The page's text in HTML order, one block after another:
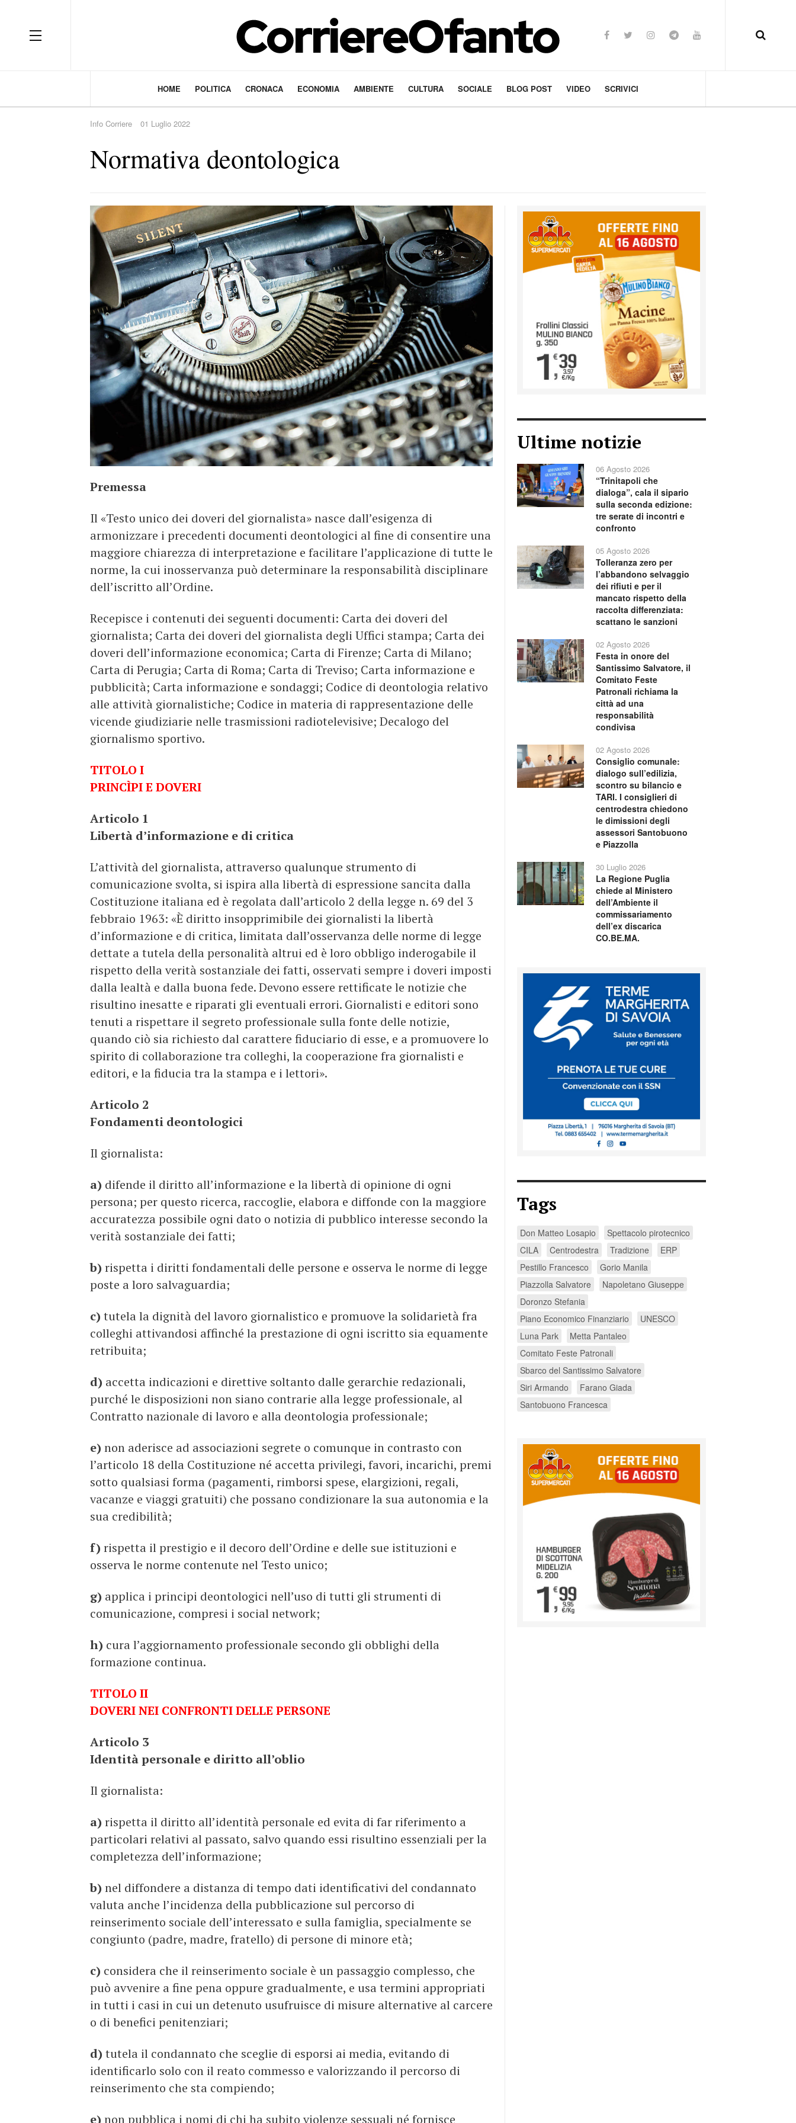
HOME POLITICA CRONACA ECONOMIA AMBIENTE CULTURA SOCIALE BLOG POST VIDEO SCRIVICI
Info Corriere 01 Luglio 2022
Normativa deontologica
Premessa
Il «Testo unico dei doveri del giornalista» nasce dall’esigenza di
armonizzare i precedenti documenti deontologici al fine di consentire una
maggiore chiarezza di interpretazione e facilitare l’applicazione di tutte le
norme, la cui inosservanza può determinare la responsabilità disciplinare
dell’iscritto all’Ordine.
Recepisce i contenuti dei seguenti documenti: Carta dei doveri del
giornalista; Carta dei doveri del giornalista degli Uffici stampa; Carta dei
doveri dell’informazione economica; Carta di Firenze; Carta di Milano;
Carta di Perugia; Carta di Roma; Carta di Treviso; Carta informazione e
pubblicità; Carta informazione e sondaggi; Codice di deontologia relativo
alle attività giornalistiche; Codice in materia di rappresentazione delle
vicende giudiziarie nelle trasmissioni radiotelevisive; Decalogo del
giornalismo sportivo.
TITOLO I
PRINCÌPI E DOVERI
Articolo 1
Libertà d’informazione e di critica
L’attività del giornalista, attraverso qualunque strumento di
comunicazione svolta, si ispira alla libertà di espressione sancita dalla
Costituzione italiana ed è regolata dall’articolo 2 della legge n. 69 del 3
febbraio 1963: «È diritto insopprimibile dei giornalisti la libertà
d’informazione e di critica, limitata dall’osservanza delle norme di legge
dettate a tutela della personalità altrui ed è loro obbligo inderogabile il
rispetto della verità sostanziale dei fatti, osservati sempre i doveri imposti
dalla lealtà e dalla buona fede. Devono essere rettificate le notizie che
risultino inesatte e riparati gli eventuali errori. Giornalisti e editori sono
tenuti a rispettare il segreto professionale sulla fonte delle notizie,
quando ciò sia richiesto dal carattere fiduciario di esse, e a promuovere lo
spirito di collaborazione tra colleghi, la cooperazione fra giornalisti e
editori, e la fiducia tra la stampa e i lettori».
Articolo 2
Fondamenti deontologici
Il giornalista:
a) difende il diritto all’informazione e la libertà di opinione di ogni
persona; per questo ricerca, raccoglie, elabora e diffonde con la maggiore
accuratezza possibile ogni dato o notizia di pubblico interesse secondo la
verità sostanziale dei fatti;
b) rispetta i diritti fondamentali delle persone e osserva le norme di legge
poste a loro salvaguardia;
c) tutela la dignità del lavoro giornalistico e promuove la solidarietà fra
colleghi attivandosi affinché la prestazione di ogni iscritto sia equamente
retribuita;
d) accetta indicazioni e direttive soltanto dalle gerarchie redazionali,
purché le disposizioni non siano contrarie alla legge professionale, al
Contratto nazionale di lavoro e alla deontologia professionale;
e) non aderisce ad associazioni segrete o comunque in contrasto con
l’articolo 18 della Costituzione né accetta privilegi, favori, incarichi, premi
sotto qualsiasi forma (pagamenti, rimborsi spese, elargizioni, regali,
vacanze e viaggi gratuiti) che possano condizionare la sua autonomia e la
sua credibilità;
f) rispetta il prestigio e il decoro dell’Ordine e delle sue istituzioni e
osserva le norme contenute nel Testo unico;
g) applica i principi deontologici nell’uso di tutti gli strumenti di
comunicazione, compresi i social network;
h) cura l’aggiornamento professionale secondo gli obblighi della
formazione continua.
TITOLO II
DOVERI NEI CONFRONTI DELLE PERSONE
Articolo 3
Identità personale e diritto all’oblio
Il giornalista:
a) rispetta il diritto all’identità personale ed evita di far riferimento a
particolari relativi al passato, salvo quando essi risultino essenziali per la
completezza dell’informazione;
b) nel diffondere a distanza di tempo dati identificativi del condannato
valuta anche l’incidenza della pubblicazione sul percorso di
reinserimento sociale dell’interessato e sulla famiglia, specialmente se
congiunto (padre, madre, fratello) di persone di minore età;
c) considera che il reinserimento sociale è un passaggio complesso, che
può avvenire a fine pena oppure gradualmente, e usa termini appropriati
in tutti i casi in cui un detenuto usufruisce di misure alternative al carcere
o di benefici penitenziari;
d) tutela il condannato che sceglie di esporsi ai media, evitando di
identificarlo solo con il reato commesso e valorizzando il percorso di
reinserimento che sta compiendo;
e) non pubblica i nomi di chi ha subito violenze sessuali né fornisce
Ultime notizie
06 Agosto 2026
“Trinitapoli che
dialoga”, cala il sipario
sulla seconda edizione:
tre serate di incontri e
confronto
05 Agosto 2026
Tolleranza zero per
l’abbandono selvaggio
dei rifiuti e per il
mancato rispetto della
raccolta differenziata:
scattano le sanzioni
02 Agosto 2026
Festa in onore del
Santissimo Salvatore, il
Comitato Feste
Patronali richiama la
città ad una
responsabilità
condivisa
02 Agosto 2026
Consiglio comunale:
dialogo sull’edilizia,
scontro su bilancio e
TARI. I consiglieri di
centrodestra chiedono
le dimissioni degli
assessori Santobuono
e Piazzolla
30 Luglio 2026
La Regione Puglia
chiede al Ministero
dell’Ambiente il
commissariamento
dell’ex discarica
CO.BE.MA.
Tags
Don Matteo Losapio
Spettacolo pirotecnico
CILA
Centrodestra Tradizione
ERP
Pestillo Francesco
Gorio Manila
Piazzolla Salvatore
Napoletano Giuseppe
Doronzo Stefania
Piano Economico Finanziario
UNESCO
Luna Park
Metta Pantaleo
Comitato Feste Patronali
Sbarco del Santissimo Salvatore
Siri Armando
Farano Giada
Santobuono Francesca